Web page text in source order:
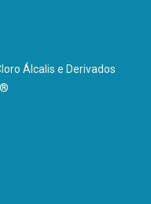
Álcalis e Derivados